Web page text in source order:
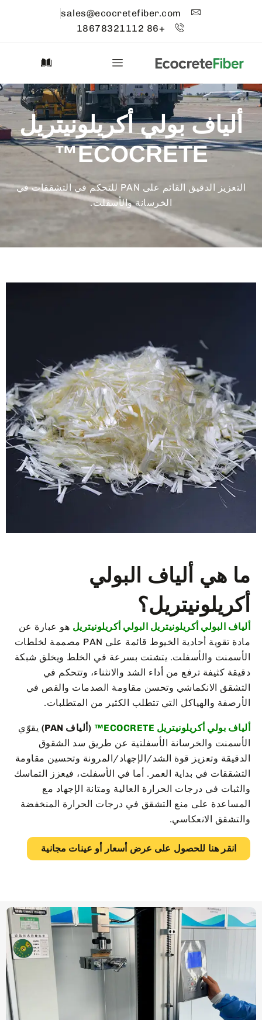
sales@ecocretefiber.com
+86 18678321112
ألياف بولي أكريلونيتريل
ECOCRETE™
التعزيز الدقيق القائم على PAN للتحكم في التشققات في
الخرسانة والأسفلت.
ما هي ألياف البولي
أكريلونيتريل؟
ألياف البولي أكريلونيتريل البولي أكريلونيتريل هو عبارة عن
مادة تقوية أحادية الخيوط قائمة على PAN مصممة لخلطات
الأسمنت والأسفلت. يتشتت بسرعة في الخلط ويخلق شبكة
دقيقة كثيفة ترفع من أداء الشد والانثناء، وتتحكم في
التشقق الانكماشي وتحسن مقاومة الصدمات والقص في
الأرصفة والهياكل التي تتطلب الكثير من المتطلبات.
ألياف بولي أكريلونيتريل ECOCRETE™ (ألياف PAN)
يقوّي
الأسمنت والخرسانة الأسفلتية عن طريق سد الشقوق
الدقيقة وتعزيز قوة الشد/الإجهاد/المرونة وتحسين مقاومة
التشققات في بداية العمر. أما في الأسفلت، فيعزز التماسك
والثبات في درجات الحرارة العالية ومتانة الإجهاد مع
المساعدة على منع التشقق في درجات الحرارة المنخفضة
والتشقق الانعكاسي.
انقر هنا للحصول على عرض أسعار أو عينات مجانية